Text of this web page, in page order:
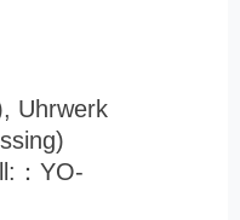
Uhrwerk
： YO-